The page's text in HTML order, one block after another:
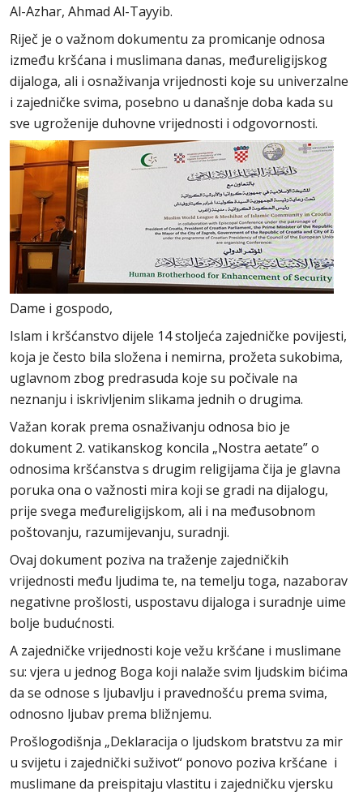
Al-Azhar, Ahmad Al-Tayyib.
Riječ je o važnom dokumentu za promicanje odnosa
između kršćana i muslimana danas, međureligijskog
dijaloga, ali i osnaživanja vrijednosti koje su univerzalne
i zajedničke svima, posebno u današnje doba kada su
sve ugroženije duhovne vrijednosti i odgovornosti.
Dame i gospodo,
Islam i kršćanstvo dijele 14 stoljeća zajedničke povijesti,
koja je često bila složena i nemirna, prožeta sukobima,
uglavnom zbog predrasuda koje su počivale na
neznanju i iskrivljenim slikama jednih o drugima.
Važan korak prema osnaživanju odnosa bio je
dokument 2. vatikanskog koncila „Nostra aetate” o
odnosima kršćanstva s drugim religijama čija je glavna
poruka ona o važnosti mira koji se gradi na dijalogu,
prije svega međureligijskom, ali i na međusobnom
poštovanju, razumijevanju, suradnji.
Ovaj dokument poziva na traženje zajedničkih
vrijednosti među ljudima te, na temelju toga, nazaborav
negativne prošlosti, uspostavu dijaloga i suradnje uime
bolje budućnosti.
A zajedničke vrijednosti koje vežu kršćane i muslimane
su: vjera u jednog Boga koji nalaže svim ljudskim bićima
da se odnose s ljubavlju i pravednošću prema svima,
odnosno ljubav prema bližnjemu.
Prošlogodišnja „Deklaracija o ljudskom bratstvu za mir
u svijetu i zajednički suživot“ ponovo poziva kršćane i
muslimane da preispitaju vlastitu i zajedničku vjersku